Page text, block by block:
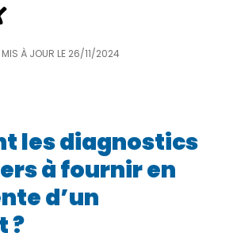
À JOUR LE 26/11/2024
les diagnostics
à fournir en
d’un
?